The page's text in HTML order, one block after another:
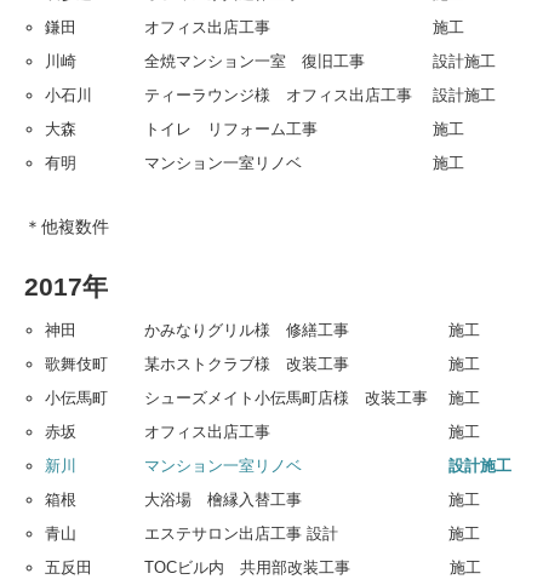
鎌田 オフィス出店工事 施工
川崎 全焼マンション一室 復旧工事 設計施工
小石川 ティーラウンジ様 オフィス出店工事 設計施工
大森 トイレ リフォーム工事 施工
有明 マンション一室リノベ 施工
＊他複数件
2017年
神田 かみなりグリル様 修繕工事 施工
歌舞伎町 某ホストクラブ様 改装工事 施工
小伝馬町 シューズメイト小伝馬町店様 改装工事 施工
赤坂 オフィス出店工事 施工
新川 マンション一室リノベ 設計施工
箱根 大浴場 檜縁入替工事 施工
青山 エステサロン出店工事 設計 施工
五反田 TOCビル内 共用部改装工事 施工